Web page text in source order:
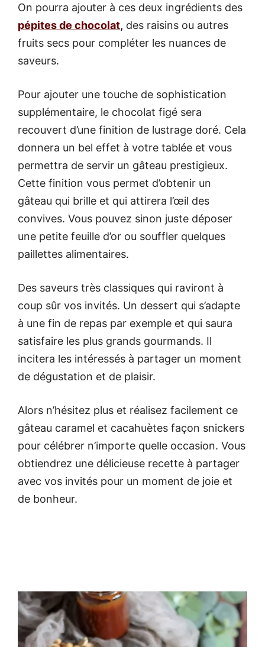
On pourra ajouter à ces deux ingrédients des
pépites de chocolat, des raisins ou autres
fruits secs pour compléter les nuances de
saveurs.
Pour ajouter une touche de sophistication
supplémentaire, le chocolat figé sera
recouvert d’une finition de lustrage doré. Cela
donnera un bel effet à votre tablée et vous
permettra de servir un gâteau prestigieux.
Cette finition vous permet d’obtenir un
gâteau qui brille et qui attirera l’œil des
convives. Vous pouvez sinon juste déposer
une petite feuille d’or ou souffler quelques
paillettes alimentaires.
Des saveurs très classiques qui raviront à
coup sûr vos invités. Un dessert qui s’adapte
à une fin de repas par exemple et qui saura
satisfaire les plus grands gourmands. Il
incitera les intéressés à partager un moment
de dégustation et de plaisir.
Alors n’hésitez plus et réalisez facilement ce
gâteau caramel et cacahuètes façon snickers
pour célébrer n’importe quelle occasion. Vous
obtiendrez une délicieuse recette à partager
avec vos invités pour un moment de joie et
de bonheur.